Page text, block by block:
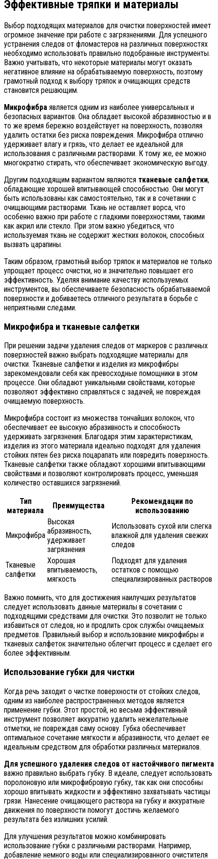
Эффективные тряпки и материалы
Выбор подходящих материалов для очистки поверхностей имеет
огромное значение при работе с загрязнениями. Для успешного
устранения следов от фломастеров на различных поверхностях
необходимо использовать правильно подобранные инструменты.
Важно учитывать, что некоторые материалы могут оказать
негативное влияние на обрабатываемую поверхность, поэтому
грамотный подход к выбору тряпок и очищающих средств
становится решающим.
Микрофибра является одним из наиболее универсальных и
безопасных вариантов. Она обладает высокой абразивностью и в
то же время бережно воздействует на поверхность, позволяя
удалить остатки без риска повреждения. Микрофибра отлично
удерживает влагу и грязь, что делает ее идеальной для
использования с различными растворами. К тому же, ее можно
многократно стирать, что обеспечивает экономическую выгоду.
Другим подходящим вариантом являются тканевые салфетки,
обладающие хорошей впитывающей способностью. Они могут
быть использованы как самостоятельно, так и в сочетании с
очищающими растворами. Ткань не оставляет ворса, что
особенно важно при работе с гладкими поверхностями, такими
как акрил или стекло. При этом важно убедиться, что
используемая ткань не содержит жестких волокон, способных
вызвать царапины.
Таким образом, грамотный выбор тряпок и материалов не только
упрощает процесс очистки, но и значительно повышает его
эффективность. Уделяя внимание качеству используемых
инструментов, вы обеспечиваете безопасность обрабатываемой
поверхности и добиваетесь отличного результата в борьбе с
неприятными следами.
Микрофибра и тканевые салфетки
При решении задачи удаления следов от маркеров с различных
поверхностей важно выбрать подходящие материалы для
очистки. Тканевые салфетки и изделия из микрофибры
зарекомендовали себя как превосходные помощники в этом
процессе. Они обладают уникальными свойствами, которые
позволяют эффективно справляться с задачей, не повреждая
очищаемую поверхность.
Микрофибра состоит из множества тончайших волокон, что
обеспечивает ее высокую абразивность и способность
удерживать загрязнения. Благодаря этим характеристикам,
изделия из этого материала идеально подходят для удаления
стойких пятен без риска поцарапать или повредить поверхность.
Тканевые салфетки также обладают хорошими впитывающими
свойствами и позволяют контролировать процесс, уменьшая
количество оставшихся загрязнений.
Тип
материала
Преимущества
Рекомендации по
использованию
Микрофибра
Высокая
абразивность,
удерживает
загрязнения
Использовать сухой или слегка
влажной для удаления свежих
следов
Тканевые
салфетки
Хорошая
впитываемость,
мягкость
Подходят для удаления
остатков с помощью
специализированных растворов
Важно помнить, что для достижения наилучших результатов
следует использовать данные материалы в сочетании с
подходящими средствами для очистки. Это позволит не только
избавиться от следов, но и продлить срок службы очищаемых
предметов. Правильный выбор и использование микрофибры и
тканевых салфеток значительно облегчит процесс и сделает его
более эффективным.
Использование губки для чистки
Когда речь заходит о чистке поверхности от стойких следов,
одним из наиболее распространенных методов является
применение губки. Этот простой, но весьма эффективный
инструмент позволяет аккуратно удалить нежелательные
отметки, не повреждая саму основу. Губка обеспечивает
оптимальное сочетание мягкости и абразивности, что делает ее
идеальным средством для обработки различных материалов.
Для успешного удаления следов от настойчивого пигмента
важно правильно выбрать губку. В идеале, следует использовать
поролоновую или микрофибровую губку, так как они способны
хорошо впитывать жидкости и эффективно захватывать частицы
грязи. Нанесение очищающего раствора на губку и аккуратные
движения по поверхности помогут достичь желаемого
результата без излишних усилий.
Для улучшения результатов можно комбинировать
использование губки с различными растворами. Например,
добавление немного воды или специализированного очистителя